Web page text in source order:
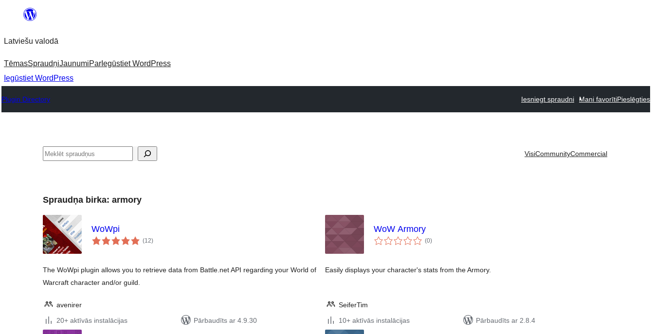
Pāriet
saturu
Latviešu valodā
TēmasSpraudņiJaunumiPar Iegūstiet WordPress
Iegūstiet WordPress
Plugin Directory Iesniegt spraudni Mani favorītiPieslēgties
Meklēt VisiCommunityCommercial
Spraudņa birka: armory
WoWpi
(12vērtējumu
kopsumma
)
The WoWpi plugin allows you to retrieve data from Battle.net API regarding your World of
Warcraft character and/or guild.
avenirer
20+ aktīvās instalācijas
Pārbaudīts ar 4.9.30
WoW Armory
(0vērtējumu
kopsumma
)
Easily displays your character's stats from the Armory.
SeiferTim
10+ aktīvās instalācijas
Pārbaudīts ar 2.8.4